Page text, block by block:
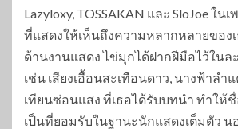
Lazyloxy, TOSSAKAN และ SloJoe ใ
ที่แสดงให้เห็นถึงความหลากหลายของเ
ด้านงานแสดง ไข่มุกได้ฝากฝีมือไว้ในล
เช่น เสียงเอื้อนสะเทือนดาว, นางฟ้าล
เทียนซ่อนแสง ที่เธอได้รับบทนำ ทำให้
เป็นที่ยอมรับในฐานะนักแสดงเต็มตัว น